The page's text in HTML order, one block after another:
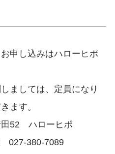
申し込みはハローヒポ
ましては、定員になり
ます。
田52 ハローヒポ
380-7089